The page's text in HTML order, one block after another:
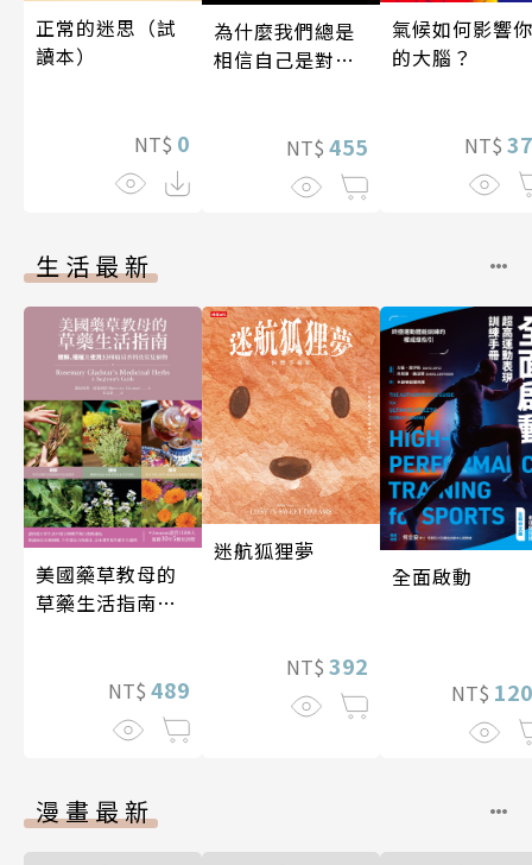
正常的迷思（試
讀本）
NT$ 0
為什麼我們總是
相信自己是對
NT$ 455
氣候如何影響你
的大腦？
NT$
生活最新
美國藥草教母的
草藥生活指南
NT$ 489
迷航狐狸夢
NT$ 392
全面啟動
NT$
漫畫最新